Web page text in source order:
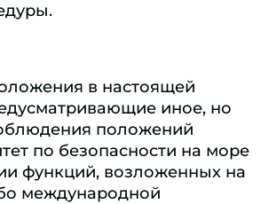
в настоящей
иное, но
положений
по безопасности на море
функций, возложенных на
международной